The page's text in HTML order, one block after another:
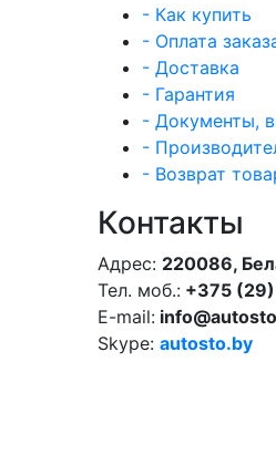
- Как купить
- Оплата
- Доставка
- Гарантия
- Документы,
-
- Возврат
Контакты
Адрес: 220086,
Тел. моб.: +375
E-mail:
Skype: autosto.by